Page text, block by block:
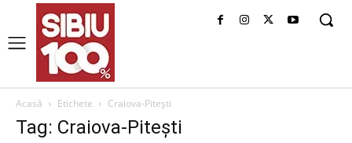
Acasă Etichete Craiova-Pitești
Tag: Craiova-Pitești